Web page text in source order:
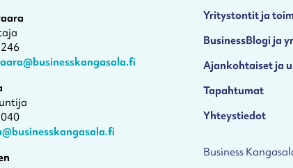
Yritystontit ja
BusinessBlogi ja
Ajankohtaiset ja
Tapahtumat
Yhteystiedot
Business